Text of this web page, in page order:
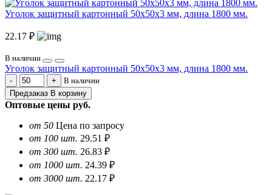
Уголок защитный картонный 50х50х3 мм, длина 1800 мм.
22.17 ₽
В наличии
Уголок защитный картонный 50х50х3 мм, длина 1800 мм.
В наличии
Предзаказ В корзину
Оптовые цены руб.
от 50 Цена по запросу
от 100 шт. 29.51 ₽
от 300 шт. 26.83 ₽
от 1000 шт. 24.39 ₽
от 3000 шт. 22.17 ₽